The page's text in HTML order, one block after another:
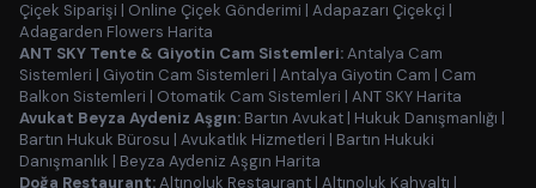
Çiçek Siparişi | Online Çiçek Gönderimi | Adapazarı Çiçekçi |
Adagarden Flowers Harita
ANT SKY Tente & Giyotin Cam Sistemleri:Antalya Cam
Sistemleri | Giyotin Cam Sistemleri | Antalya Giyotin Cam | Cam
Balkon Sistemleri | Otomatik Cam Sistemleri | ANT SKY Harita
Avukat Beyza Aydeniz Aşgın: Bartın Avukat | Hukuk Danışmanlığı |
Bartın Hukuk Bürosu | Avukatlık Hizmetleri | Bartın Hukuki
Danışmanlık | Beyza Aydeniz Aşgın Harita
Doğa Restaurant:Altınoluk Restaurant | Altınoluk Kahvaltı |